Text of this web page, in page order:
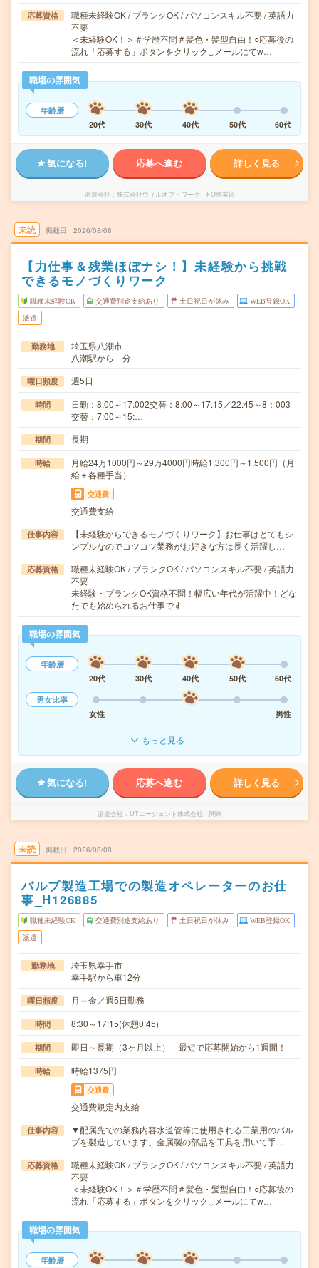
応募資格
職種未経験OK / ブランクOK / パソコンスキル不要 / 英語力
不要
＜未経験OK！＞＃学歴不問＃髪色・髪型自由！○応募後の
流れ「応募する」ボタンをクリック↓メールにてw…
職場の雰囲気
年齢層
20代
30代 40代 50代 60代
気になる! 応募へ進む 詳しく見る
派遣会社 株式会社ウィルオブ・ワーク FO事業部
未読 掲載日 2026/08/08
【力仕事＆残業ほぼナシ！】未経験から挑戦
できるモノづくりワーク
職種未経験OK 交通費別途支給あり 土日祝日が休み WEB登録OK
派遣
勤務地
埼玉県八潮市
八潮駅から---分
曜日頻度 週5日
時間
日勤：8:00～17:002交替：8:00～17:15／22:45～8：003
交替：7:00～15:…
期間 長期
時給
月給24万1000円～29万4000円時給1,300円～1,500円（月
給＋各種手当）
交通費
交通費支給
仕事内容
【未経験からできるモノづくりワーク】お仕事はとてもシ
ンプルなのでコツコツ業務がお好きな方は長く活躍し…
応募資格
職種未経験OK / ブランクOK / パソコンスキル不要 / 英語力
不要
未経験・ブランクOK資格不問！幅広い年代が活躍中！どな
たでも始められるお仕事です
職場の雰囲気
年齢層
20代
30代 40代 50代
60代
男女比率
女性
男性
もっと見る
気になる! 応募へ進む 詳しく見る
派遣会社 UTエージェント株式会社 関東
未読 掲載日 2026/08/08
バルブ製造工場での製造オペレーターのお仕
事_H126885
職種未経験OK 交通費別途支給あり 土日祝日が休み WEB登録OK
派遣
勤務地
埼玉県幸手市
幸手駅から車12分
曜日頻度 月～金／週5日勤務
時間 8:30～17:15(休憩0:45)
期間 即日～長期（3ヶ月以上） 最短で応募開始から1週間！
時給 時給1375円
交通費
交通費規定内支給
仕事内容
▼配属先での業務内容水道管等に使用される工業用のバル
ブを製造しています。金属製の部品を工具を用いて手…
応募資格
職種未経験OK / ブランクOK / パソコンスキル不要 / 英語力
不要
＜未経験OK！＞＃学歴不問＃髪色・髪型自由！○応募後の
流れ「応募する」ボタンをクリック↓メールにてw…
職場の雰囲気
年齢層